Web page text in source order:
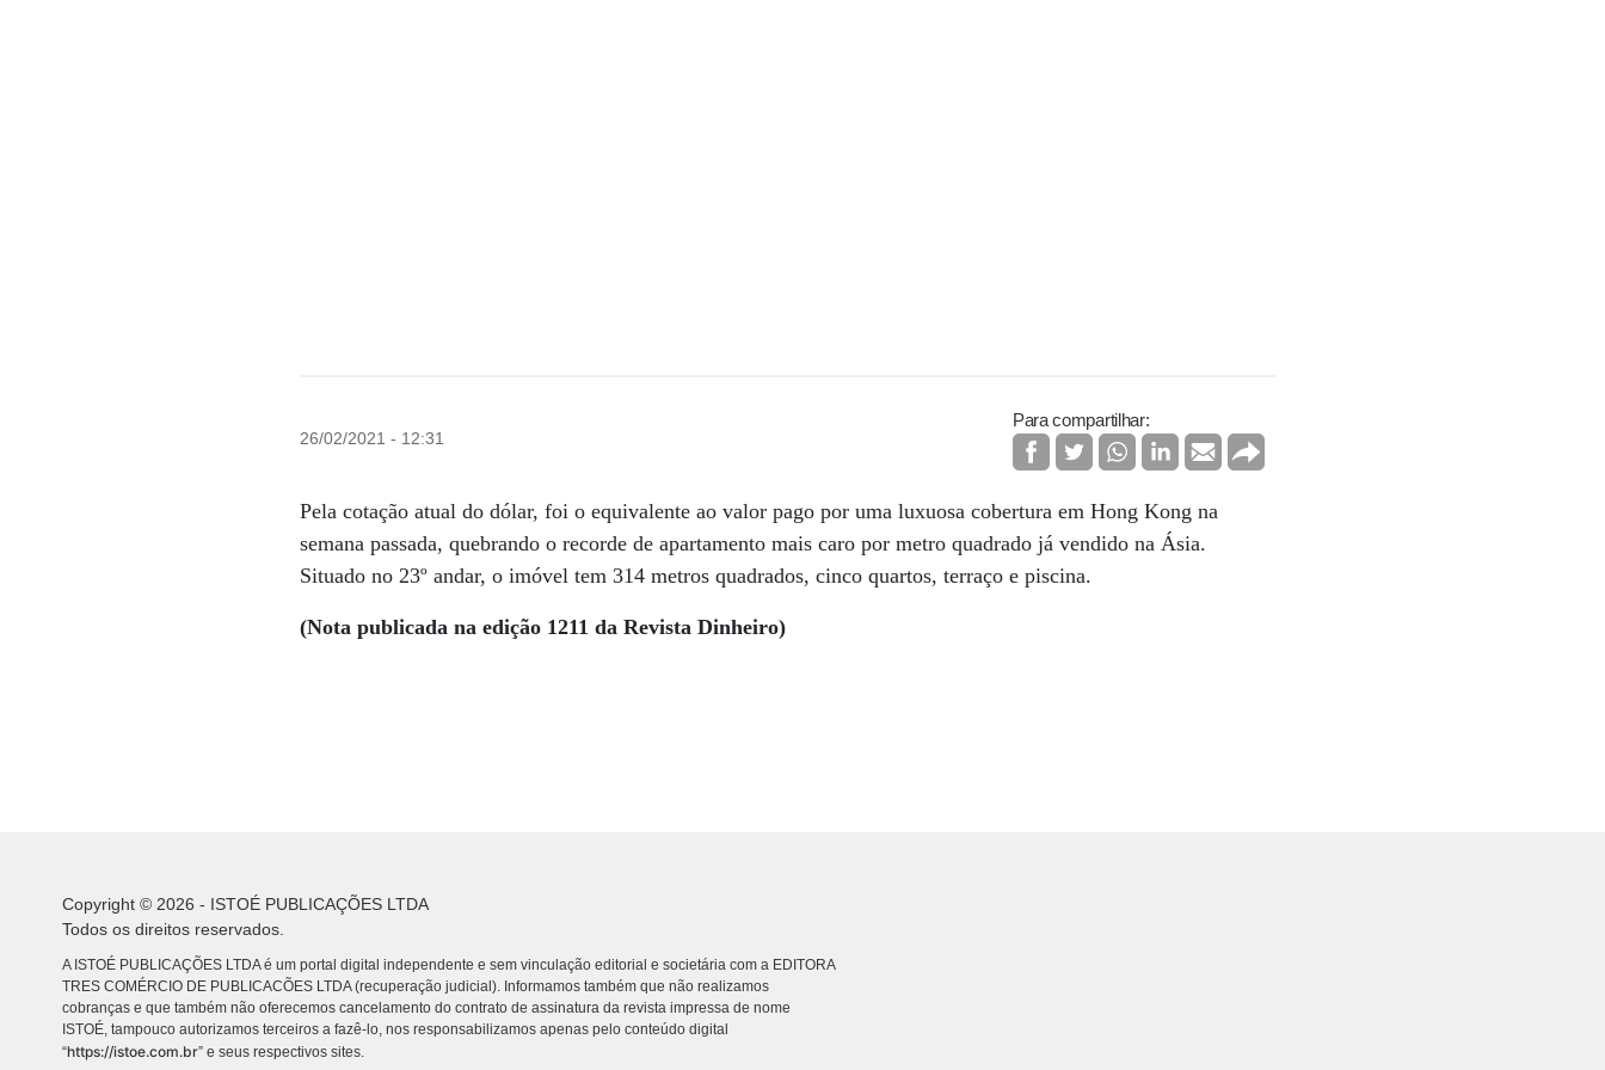
26/02/2021 - 12:31
Para compartilhar:
Pela cotação atual do dólar, foi o equivalente ao valor pago por uma luxuosa cobertura em Hong Kong na
semana passada, quebrando o recorde de apartamento mais caro por metro quadrado já vendido na Ásia.
Situado no 23º andar, o imóvel tem 314 metros quadrados, cinco quartos, terraço e piscina.
(Nota publicada na edição 1211 da Revista Dinheiro)
Copyright © 2026 - ISTOÉ PUBLICAÇÕES LTDA
Todos os direitos reservados.
A ISTOÉ PUBLICAÇÕES LTDA é um portal digital independente e sem vinculação editorial e societária com a EDITORA
TRES COMÉRCIO DE PUBLICACÕES LTDA (recuperação judicial). Informamos também que não realizamos
cobranças e que também não oferecemos cancelamento do contrato de assinatura da revista impressa de nome
ISTOÉ, tampouco autorizamos terceiros a fazê-lo, nos responsabilizamos apenas pelo conteúdo digital
“https://istoe.com.br” e seus respectivos sites.